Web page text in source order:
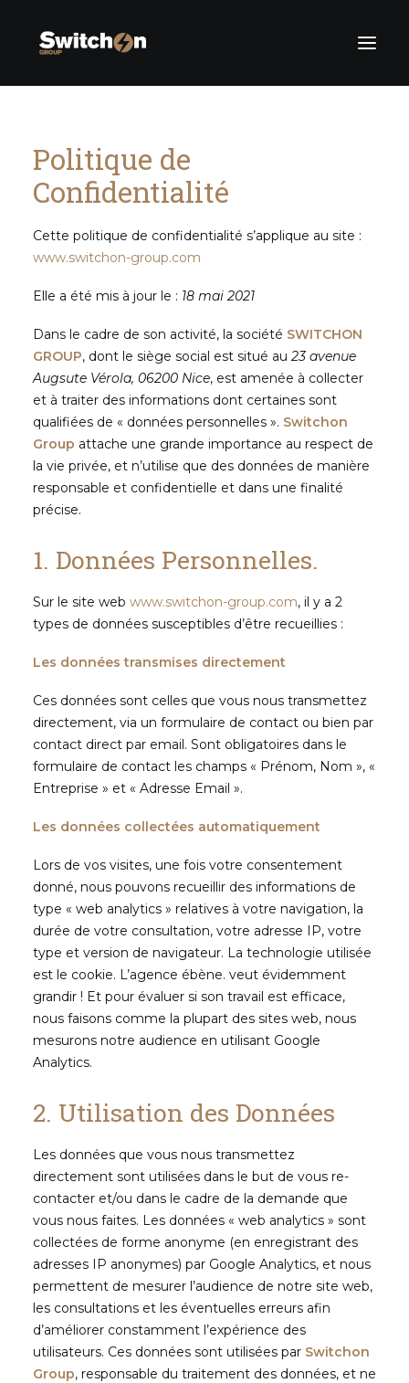
Savoir-Faire
Marques Partenaires
Contact
Français
Politique de
Confidentialité
Cette politique de confidentialité s’applique au site :
www.switchon-group.com
Elle a été mis à jour le : 18 mai 2021
Dans le cadre de son activité, la société SWITCHON
GROUP, dont le siège social est situé au23 avenue
Augsute Vérola, 06200 Nice, est amenée à collecter
et à traiter des informations dont certaines sont
qualifiées de « données personnelles ». Switchon
Group attache une grande importance au respect de
la vie privée, et n’utilise que des données de manière
responsable et confidentielle et dans une finalité
précise.
1. Données Personnelles.
Sur le site web www.switchon-group.com, il y a 2
types de données susceptibles d’être recueillies :
Les données transmises directement
Ces données sont celles que vous nous transmettez
directement, via un formulaire de contact ou bien par
contact direct par email. Sont obligatoires dans le
formulaire de contact les champs « Prénom, Nom », «
Entreprise » et « Adresse Email ».
Les données collectées automatiquement
Lors de vos visites, une fois votre consentement
donné, nous pouvons recueillir des informations de
type « web analytics » relatives à votre navigation, la
durée de votre consultation, votre adresse IP, votre
type et version de navigateur. La technologie utilisée
est le cookie. L’agence ébène. veut évidemment
grandir ! Et pour évaluer si son travail est efficace,
nous faisons comme la plupart des sites web, nous
mesurons notre audience en utilisant Google
Analytics.
2. Utilisation des Données
Les données que vous nous transmettez
directement sont utilisées dans le but de vous re-
contacter et/ou dans le cadre de la demande que
vous nous faites. Les données « web analytics » sont
collectées de forme anonyme (en enregistrant des
adresses IP anonymes) par Google Analytics, et nous
permettent de mesurer l’audience de notre site web,
les consultations et les éventuelles erreurs afin
d’améliorer constamment l’expérience des
utilisateurs. Ces données sont utilisées par Switchon
Group, responsable du traitement des données, et ne